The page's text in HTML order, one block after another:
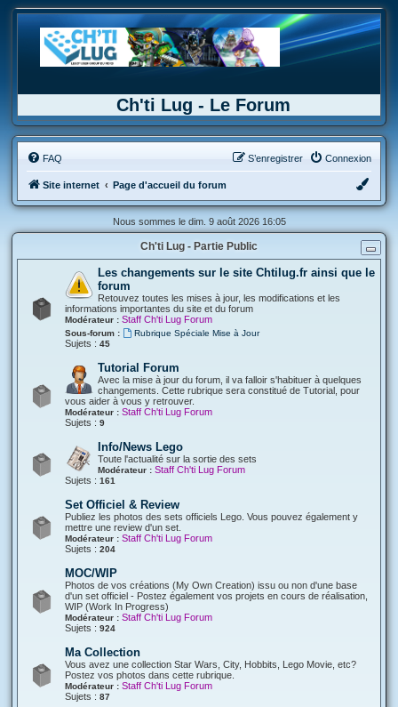
Ch'ti Lug - Le Forum
FAQ Connexion
S’enregistrer
Site internet Page d'accueil du forum
Nous sommes le dim. 9 août 2026 16:05
Ch'ti Lug - Partie Public
Les changements sur le site Chtilug.fr ainsi que le
forum
Retouvez toutes les mises à jour, les modifications et les
informations importantes du site et du forum
Modérateur : Staff Ch'ti Lug Forum
Sous-forum : Rubrique Spéciale Mise à Jour
Sujets : 45
Tutorial Forum
Avec la mise à jour du forum, il va falloir s'habituer à quelques
changements. Cette rubrique sera constitué de Tutorial, pour
vous aider à vous y retrouver.
Modérateur : Staff Ch'ti Lug Forum
Sujets : 9
Info/News Lego
Toute l'actualité sur la sortie des sets
Modérateur : Staff Ch'ti Lug Forum
Sujets : 161
Set Officiel & Review
Publiez les photos des sets officiels Lego. Vous pouvez également y
mettre une review d'un set.
Modérateur : Staff Ch'ti Lug Forum
Sujets : 204
MOC/WIP
Photos de vos créations (My Own Creation) issu ou non d'une base
d'un set officiel - Postez également vos projets en cours de réalisation,
WIP (Work In Progress)
Modérateur : Staff Ch'ti Lug Forum
Sujets : 924
Ma Collection
Vous avez une collection Star Wars, City, Hobbits, Lego Movie, etc?
Postez vos photos dans cette rubrique.
Modérateur : Staff Ch'ti Lug Forum
Sujets : 87